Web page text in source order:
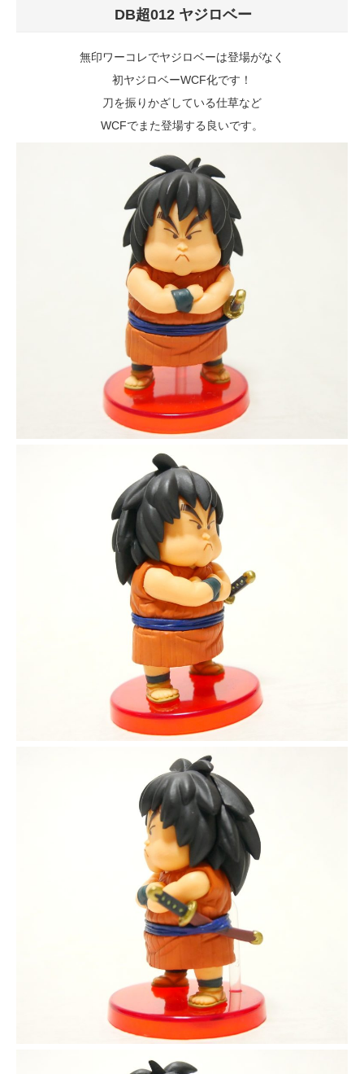
DB超012 ヤジロベー
無印ワーコレでヤジロベーは登場がなく
初ヤジロベーWCF化です！
刀を振りかざしている仕草など
WCFでまた登場する良いです。